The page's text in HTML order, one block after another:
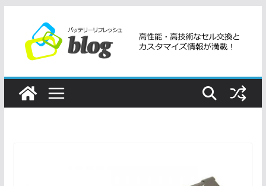
ツ